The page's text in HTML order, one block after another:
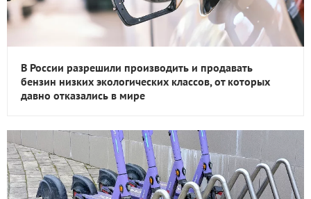
В России разрешили производить и продавать
бензин низких экологических классов, от которых
давно отказались в мире